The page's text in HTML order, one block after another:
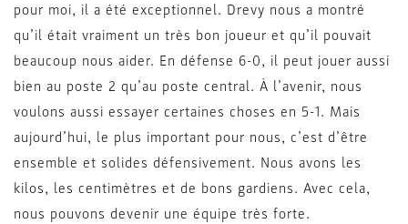
pour moi, il a été exceptionnel. Drevy nous a montré
qu’il était vraiment un très bon joueur et qu’il pouvait
beaucoup nous aider. En défense 6-0, il peut jouer aussi
bien au poste 2 qu’au poste central. À l’avenir, nous
voulons aussi essayer certaines choses en 5-1. Mais
aujourd’hui, le plus important pour nous, c’est d’être
ensemble et solides défensivement. Nous avons les
kilos, les centimètres et de bons gardiens. Avec cela,
nous pouvons devenir une équipe très forte.